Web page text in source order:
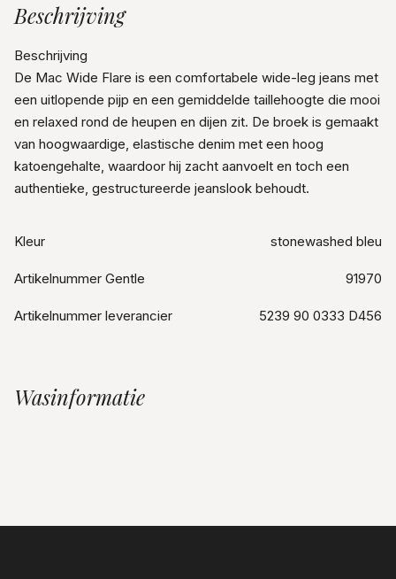
Beschrijving
Beschrijving
De Mac Wide Flare is een comfortabele wide-leg jeans met
een uitlopende pijp en een gemiddelde taillehoogte die mooi
en relaxed rond de heupen en dijen zit. De broek is gemaakt
van hoogwaardige, elastische denim met een hoog
katoengehalte, waardoor hij zacht aanvoelt en toch een
authentieke, gestructureerde jeanslook behoudt.
Kleur stonewashed bleu
Artikelnummer Gentle 91970
Artikelnummer leverancier 5239 90 0333 D456
Wasinformatie